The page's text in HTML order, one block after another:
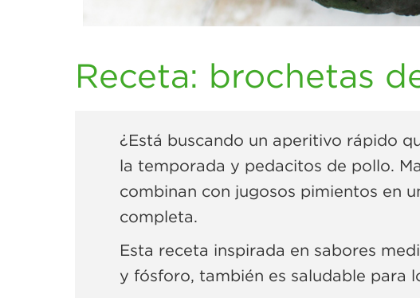
Receta: brochetas
¿Está buscando un aperitivo rápido
la temporada y pedacitos de pollo.
combinan con jugosos pimientos en
completa.
Esta receta inspirada en sabores
y fósforo, también es saludable para